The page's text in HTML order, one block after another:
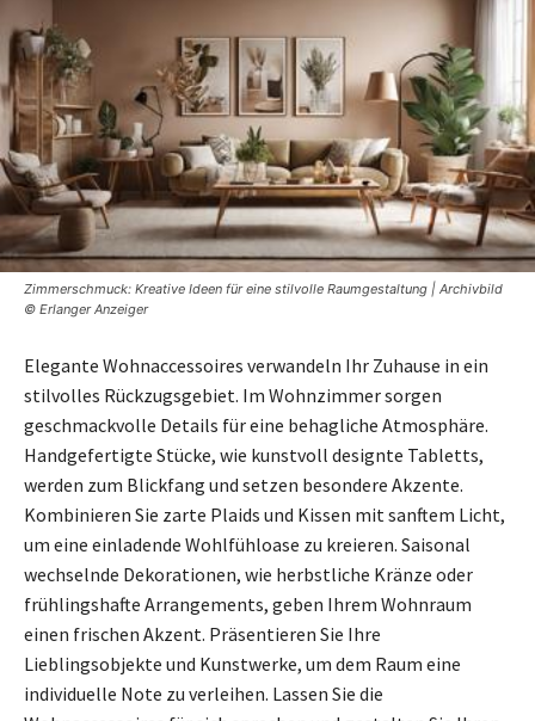
Zimmerschmuck: Kreative Ideen für eine stilvolle Raumgestaltung | Archivbild
© Erlanger Anzeiger
Elegante Wohnaccessoires verwandeln Ihr Zuhause in ein
stilvolles Rückzugsgebiet. Im Wohnzimmer sorgen
geschmackvolle Details für eine behagliche Atmosphäre.
Handgefertigte Stücke, wie kunstvoll designte Tabletts,
werden zum Blickfang und setzen besondere Akzente.
Kombinieren Sie zarte Plaids und Kissen mit sanftem Licht,
um eine einladende Wohlfühloase zu kreieren. Saisonal
wechselnde Dekorationen, wie herbstliche Kränze oder
frühlingshafte Arrangements, geben Ihrem Wohnraum
einen frischen Akzent. Präsentieren Sie Ihre
Lieblingsobjekte und Kunstwerke, um dem Raum eine
individuelle Note zu verleihen. Lassen Sie die